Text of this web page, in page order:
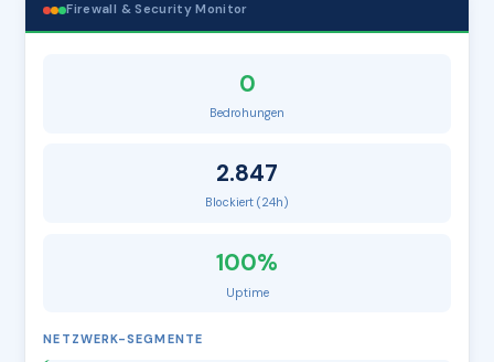
Firewall & Security Monitor
0
Bedrohungen
2.847
Blockiert (24h)
100%
Uptime
NETZWERK-SEGMENTE